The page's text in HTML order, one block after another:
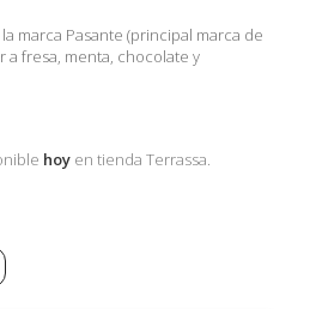
marca Pasante (principal marca de
a fresa, menta, chocolate y
hoy en tienda Terrassa.